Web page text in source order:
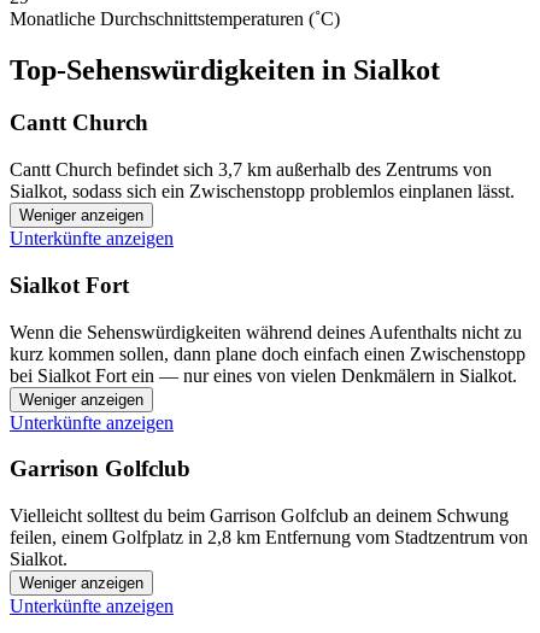
Monatliche Durchschnittstemperaturen (˚C)
Top-Sehenswürdigkeiten in Sialkot
Cantt Church
Cantt Church befindet sich 3,7 km außerhalb des Zentrums von
Sialkot, sodass sich ein Zwischenstopp problemlos einplanen lässt.
Weniger anzeigen
Unterkünfte anzeigen
Sialkot Fort
Wenn die Sehenswürdigkeiten während deines Aufenthalts nicht zu
kurz kommen sollen, dann plane doch einfach einen Zwischenstopp
bei Sialkot Fort ein — nur eines von vielen Denkmälern in Sialkot.
Weniger anzeigen
Unterkünfte anzeigen
Garrison Golfclub
Vielleicht solltest du beim Garrison Golfclub an deinem Schwung
feilen, einem Golfplatz in 2,8 km Entfernung vom Stadtzentrum von
Sialkot.
Weniger anzeigen
Unterkünfte anzeigen